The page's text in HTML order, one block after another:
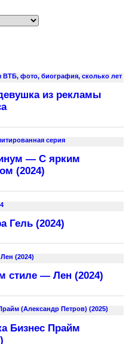
из рекламы
— С ярким
(2024)
Гель (2024)
стиле — Лен (2024)
Бизнес Прайм